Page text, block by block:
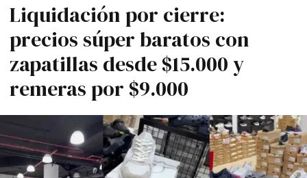
Liquidación por cierre:
precios súper baratos con
zapatillas desde $15.000 y
remeras por $9.000